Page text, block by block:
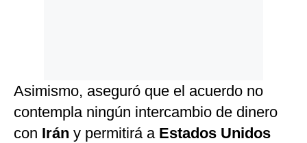
Asimismo, aseguró que el acuerdo no
contempla ningún intercambio de dinero
con Irán y permitirá a Estados Unidos